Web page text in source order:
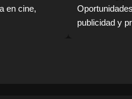
en cine,
publicidad y